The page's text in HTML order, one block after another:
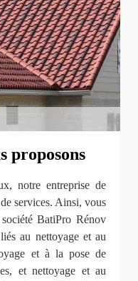
proposons
notre entreprise de
services. Ainsi, vous
BatiPro Rénov
au nettoyage et au
et à la pose de
et nettoyage et au